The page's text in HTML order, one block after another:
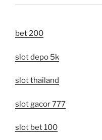
bet 200
slot depo 5k
slot thailand
slot gacor 777
slot bet 100